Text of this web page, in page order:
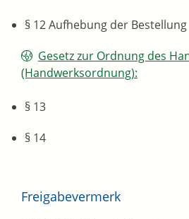
§ 12 Aufhebung der Bestellung
Gesetz zur Ordnung des
(Handwerksordnung):
§ 13
§ 14
Freigabevermerk